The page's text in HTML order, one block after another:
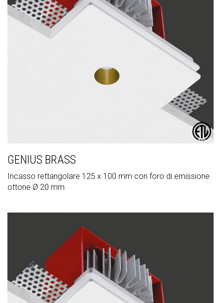
GENIUS BRASS
Incasso rettangolare 125 x 100 mm con foro di emissione
ottone Ø 20 mm